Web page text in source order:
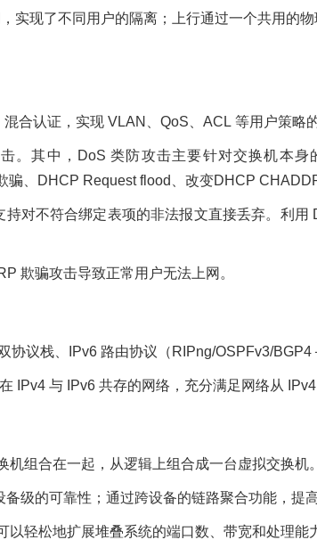
现了不同用户的隔离；上行通过一个共用的物
认证，实现 VLAN、QoS、ACL 等用户策略的
中，DoS 类防攻击主要针对交换机本身
骗、DHCP Request flood、改变DHCP
不符合绑定表项的非法报文直接丢弃。利用
欺骗攻击导致正常用户无法上网。
栈、IPv6 路由协议（RIPng/OSPFv3/BGP4
与 IPv6 共存的网络，充分满足网络从 IPv4
合在一起，从逻辑上组合成一台虚拟交换机。
的可靠性；通过跨设备的链路聚合功能，提高
松地扩展堆叠系统的端口数、带宽和处理能